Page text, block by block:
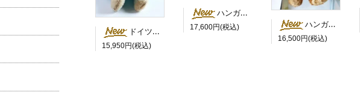
ドイツ 水色のスカートを履いた白くま
15,950円(税込)
ハンガリー 茶色い目のにっこりベア
17,600円(税込) ハンガリー 茶色いにっこりさん 鳴き笛入
16,500円(税込)